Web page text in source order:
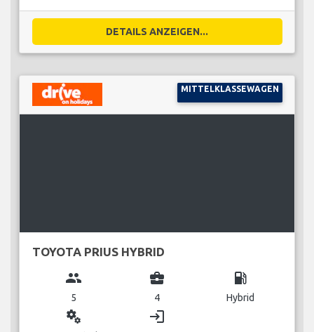
DETAILS ANZEIGEN...
MITTELKLASSEWAGEN
TOYOTA PRIUS HYBRID
group
5
business_center
4
local_gas_station
Hybrid
miscellaneous_services login